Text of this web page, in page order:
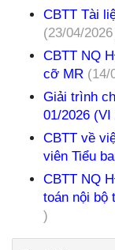
CBTT Tài
(23/04/
CBTT NQ
cỡ MR (14/
Giải trình
01/2026 (VI
CBTT về
viên Tiểu
CBTT NQ
toán nội bộ
)